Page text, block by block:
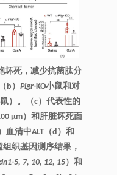
坏死，减少抗菌肽分
b） Pigr-KO小鼠和对
）。（c）代表性的
μm）和肝脏坏死面
血清中ALT（d）和
织基因测序结果，
5, 7, 10, 12, 15）和